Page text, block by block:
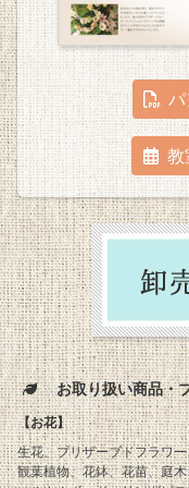
パ
教
お取り扱い商品・
【お花】
生花、プリザーブドフラワ
観葉植物、花鉢、花苗、庭